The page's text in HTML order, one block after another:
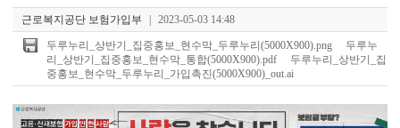
근로복지공단 보험가입부 2023-05-03 14:48
두루누리_상반기_집중홍보_현수막_두루누리(5000X900).png
두루누
리_상반기_집중홍보_현수막_통합(5000X900).pdf
두루누리_상반기_집
중홍보_현수막_두루누리_가입촉진(5000X900)_out.ai